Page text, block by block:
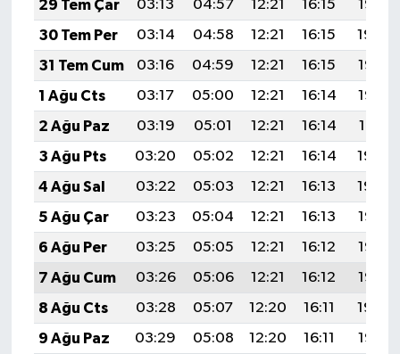
29 Tem Çar
03:13 04:57 12:21 16:15
19:35
30 Tem Per
03:14 04:58 12:21 16:15
19:34
31 Tem Cum
03:16 04:59 12:21 16:15
19:33
1 Ağu Cts
03:17 05:00 12:21 16:14
19:32
2 Ağu Paz
03:19 05:01 12:21 16:14
19:31
3 Ağu Pts
03:20 05:02 12:21 16:14
19:30
4 Ağu Sal
03:22 05:03 12:21 16:13
19:29
5 Ağu Çar
03:23 05:04 12:21 16:13
19:28
6 Ağu Per
03:25 05:05 12:21 16:12
19:27
7 Ağu Cum
03:26 05:06 12:21 16:12
19:25
8 Ağu Cts
03:28 05:07 12:20 16:11
19:24
9 Ağu Paz
03:29 05:08 12:20 16:11
19:23